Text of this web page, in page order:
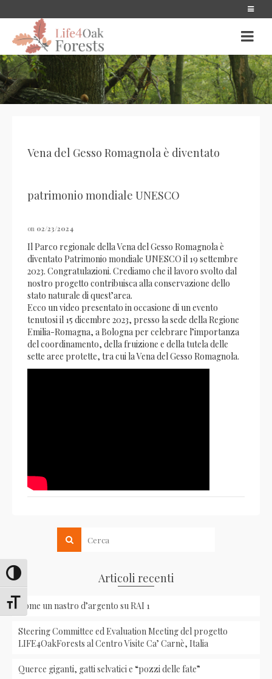
Attiva/disattiva alto contrasto
Attiva/disattiva dimensione testo
Vena del Gesso Romagnola è diventato
patrimonio mondiale UNESCO
on 02/23/2024
Il Parco regionale della Vena del Gesso Romagnola è
diventato Patrimonio mondiale UNESCO il 19 settembre
2023. Congratulazioni. Crediamo che il lavoro svolto dal
nostro progetto contribuisca alla conservazione dello
stato naturale di quest’area.
Ecco un video presentato in occasione di un evento
tenutosi il 15 dicembre 2023, presso la sede della Regione
Emilia-Romagna, a Bologna per celebrare l’importanza
del coordinamento, della fruizione e della tutela delle
sette aree protette, tra cui la Vena del Gesso Romagnola.
Articoli recenti
Come un nastro d’argento su RAI 1
Steering Committee ed Evaluation Meeting del progetto
LIFE4OakForests al Centro Visite Ca’ Carnè, Italia
Querce giganti, gatti selvatici e “pozzi delle fate”